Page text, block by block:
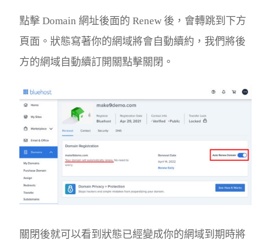
點擊 Domain 網址後面的 Renew 後，會轉跳到下方
頁面。狀態寫著你的網域將會自動續約，我們將後
方的網域自動續訂開關點擊關閉。
關閉後就可以看到狀態已經變成你的網域到期時將